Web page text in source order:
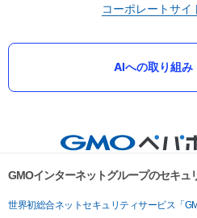
コーポレートサイ
AIへの取り組み
GMOインターネットグループのセキュ
世界初総合ネットセキュリティサービス「